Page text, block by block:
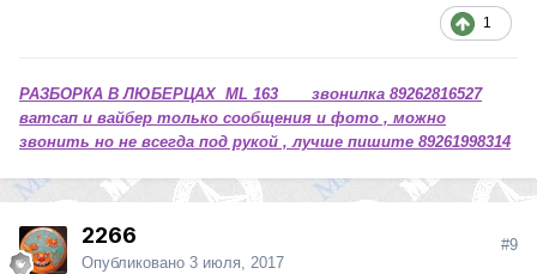
1
РАЗБОРКА В ЛЮБЕРЦАХ ML 163 звонилка 89262816527
ватсап и вайбер только сообщения и фото , можно
звонить но не всегда под рукой , лучше пишите 89261998314
2266
Опубликовано 3 июля, 2017
#9